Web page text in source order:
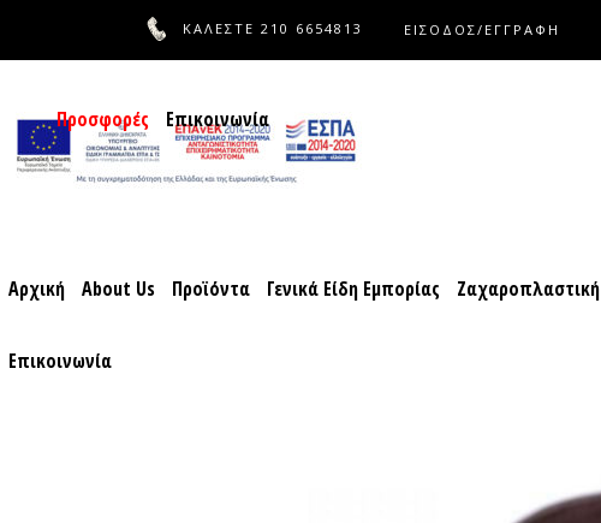
ΚΑΛΕΣΤΕ 210 6654813 ΕΙΣΟΔΟΣ/ΕΓΓΡΑΦΗ
Αρχική About Us Προϊόντα Γενικά Είδη Εμπορίας Ζαχαροπλαστική
Επικοινωνία
About Us
Προσφορές Επικοινωνία